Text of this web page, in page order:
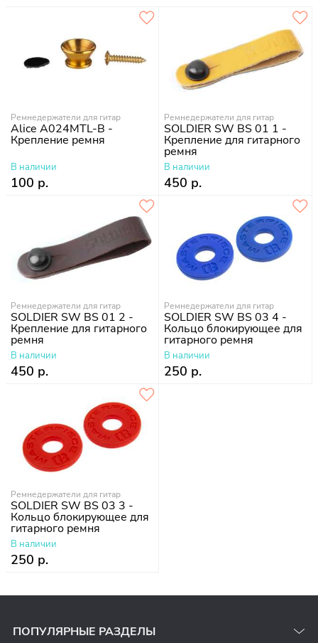
Ремнедержатели для гитар
Alice A024MTL-B -
Крепление ремня
В наличии
100 р.
Ремнедержатели для гитар
SOLDIER SW BS 01 1 -
Крепление для гитарного
ремня
В наличии
450 р.
Ремнедержатели для гитар
SOLDIER SW BS 01 2 -
Крепление для гитарного
ремня
В наличии
450 р.
Ремнедержатели для гитар
SOLDIER SW BS 03 4 -
Кольцо блокирующее для
гитарного ремня
В наличии
250 р.
Ремнедержатели для гитар
SOLDIER SW BS 03 3 -
Кольцо блокирующее для
гитарного ремня
В наличии
250 р.
ПОПУЛЯРНЫЕ РАЗДЕЛЫ